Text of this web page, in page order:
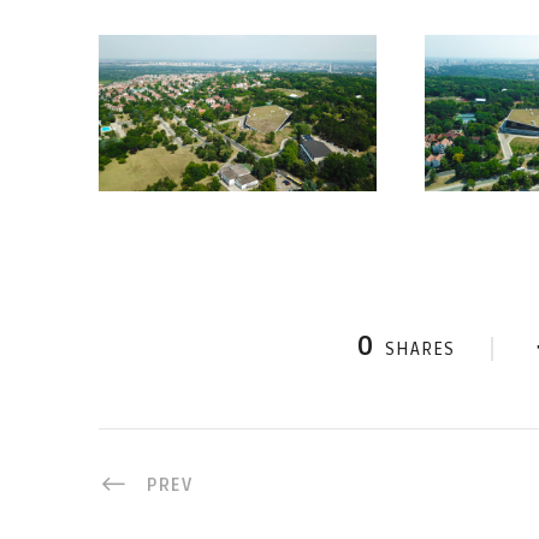
0 SHARES
PREV